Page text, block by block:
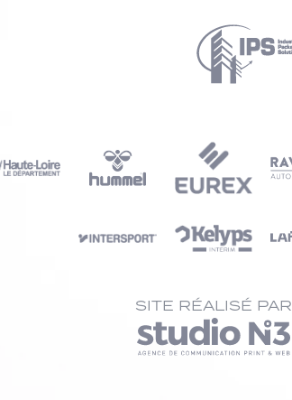
SITE RÉALISÉ PAR